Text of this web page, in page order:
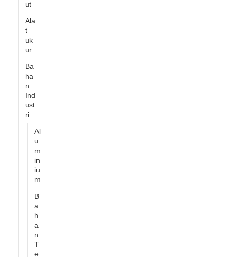
ut
Ala
t
uk
ur
Ba
ha
n
Ind
ust
ri
Al
u
m
in
iu
m
B
a
h
a
n
T
e